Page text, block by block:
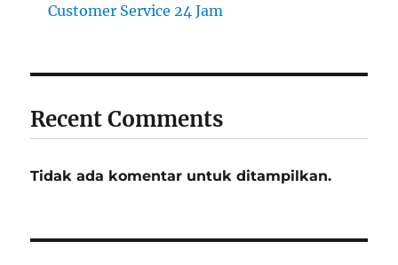
Customer Service 24 Jam
Recent Comments
Tidak ada komentar untuk ditampilkan.